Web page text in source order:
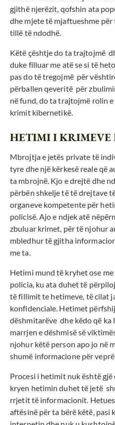
gjithë njerëzit, qofshin ata
dhe mjete të mjaftueshme për
tillë të ndodhë.
Këtë çështje do ta trajtojmë
duke filluar me atë se si të
pas do të tregojmë për
përballen qeveritë për
në fund, do ta trajtojmë rolin
krimit kibernetikë.
HETIMI I KRIMEVE
Mbrojtja e jetës private të
tyre dhe një kërkesë reale që
ta mbrojnë. Kjo e drejtë dhe
përbën shkelje të të drejtave
organeve kompetente për
policisë. Ajo e ndjek atë
zbuluar krimet, për të njohur
mbledhur të gjitha
me ta.
Hetimi mund të kryhet ose
policia, ku ata duhet të
të fillimit te hetimeve, të cilat
konfidenciale. Hetimet
dëshmitarëve dhe këdo që ka
marrjen e dëshmisë së
njohur këtë person apo jo në
shumë informacione për
Procesi i hetimit nuk është gjë
kryen hetimin duhet të jetë
rrjetit të informacionit.
aftësinë për ta bërë këtë, pasi